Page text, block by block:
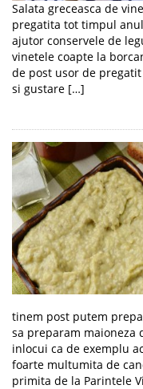
Salata greceasca de
pregatita tot timpul
ajutor conservele de
vinetele coapte la
de post usor de
si gustare […]
tinem post putem
sa preparam maioneza
inlocui ca de exemplu
foarte multumita de
primita de la Parintele